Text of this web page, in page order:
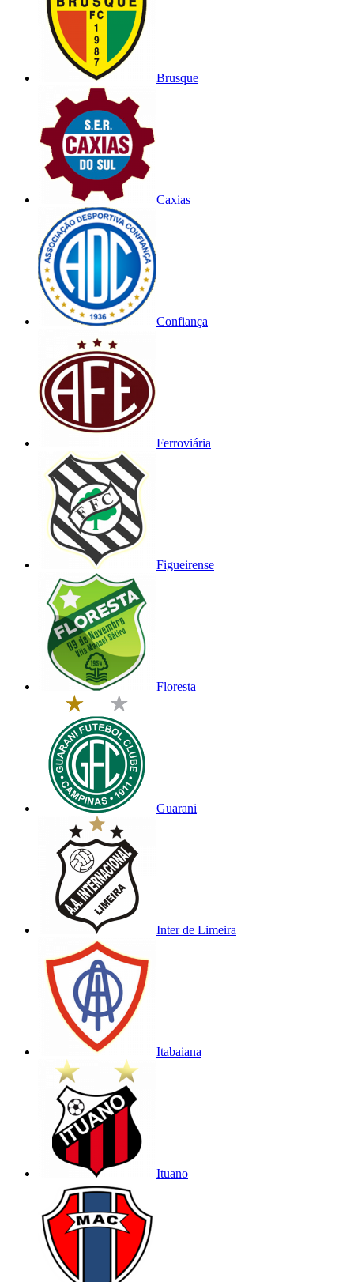
Brusque
Caxias
Confiança
Ferroviária
Figueirense
Floresta
Guarani
Inter de Limeira
Itabaiana
Ituano